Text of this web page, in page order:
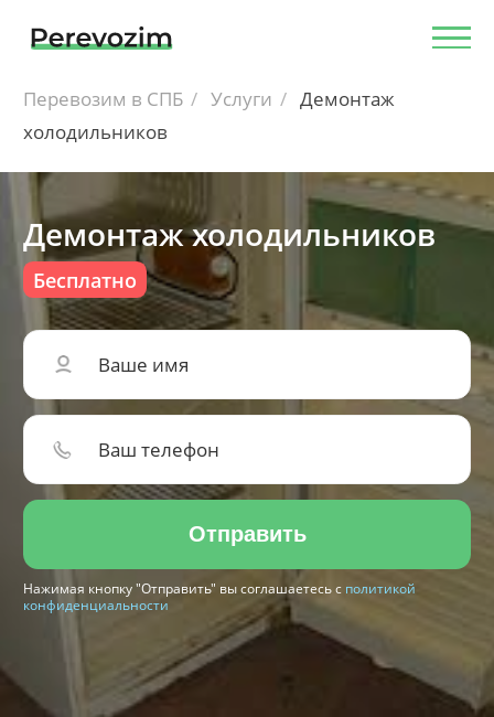
Перевозим в СПБ Услуги
Демонтаж
холодильников
Демонтаж холодильников
Бесплатно
Отправить
Нажимая кнопку "Отправить" вы соглашаетесь с политикой
конфиденциальности